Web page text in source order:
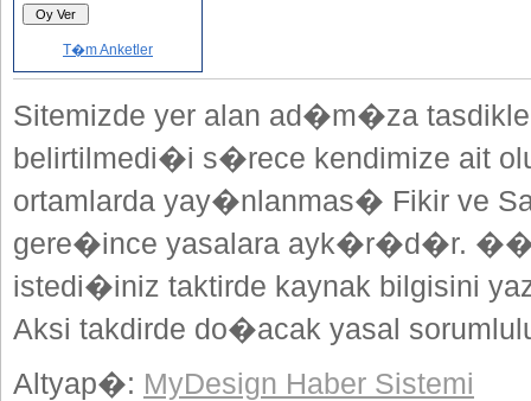
T�m Anketler
Sitemizde yer alan ad�m�za
belirtilmedi�i s�rece kendimize ait
ortamlarda yay�nlanmas� Fikir ve
gere�ince yasalara ayk�r�d�r.
istedi�iniz taktirde kaynak bilgisini
Aksi takdirde do�acak yasal
Altyap�: MyDesign Haber Sistemi